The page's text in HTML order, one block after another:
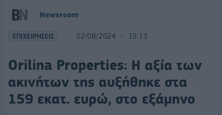
Newsroom
ΕΠΙΧΕΙΡΗΣΕΙΣ 02/08/2024 19:13
Orilina Properties: Η αξία των
ακινήτων της αυξήθηκε στα
159 εκατ. ευρώ, στο εξάμηνο